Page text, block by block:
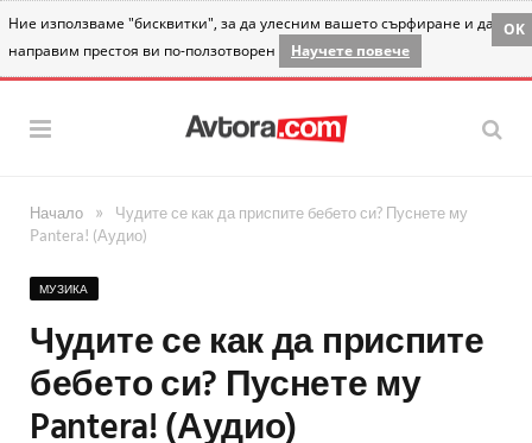
Ние използваме "бисквитки", за да улесним вашето сърфиране и да
направим престоя ви по-ползотворен
Научете повече
OK
Начало »
Чудите се как да приспите бебето си? Пуснете му
Pantera! (Аудио)
МУЗИКА
Чудите се как да приспите
бебето си? Пуснете му
Pantera! (Аудио)